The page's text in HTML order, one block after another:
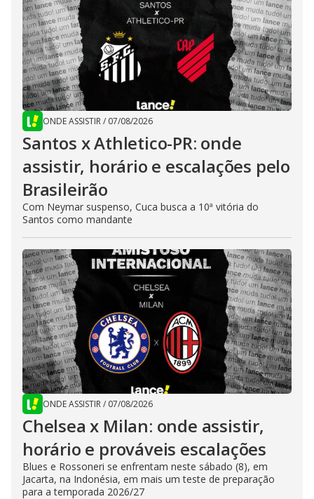
ONDE ASSISTIR/ 07/08/2026
Santos x Athletico-PR: onde
assistir, horário e escalações pelo
Brasileirão
Com Neymar suspenso, Cuca busca a 10ª vitória do
Santos como mandante
ONDE ASSISTIR/ 07/08/2026
Chelsea x Milan: onde assistir,
horário e prováveis escalações
Blues e Rossoneri se enfrentam neste sábado (8), em
Jacarta, na Indonésia, em mais um teste de preparação
para a temporada 2026/27